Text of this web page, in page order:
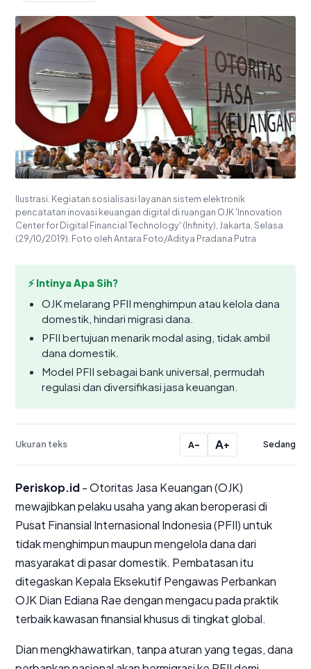
Ilustrasi. Kegiatan sosialisasi layanan sistem elektronik
pencatatan inovasi keuangan digital di ruangan OJK 'Innovation
Center for Digital Financial Technology' (Infinity), Jakarta, Selasa
(29/10/2019). Foto oleh Antara Foto/Aditya Pradana Putra
⚡ Intinya Apa Sih?
OJK melarang PFII menghimpun atau kelola dana
domestik, hindari migrasi dana.
PFII bertujuan menarik modal asing, tidak ambil
dana domestik.
Model PFII sebagai bank universal, permudah
regulasi dan diversifikasi jasa keuangan.
Ukuran teks A− A+ Sedang
Periskop.id- Otoritas Jasa Keuangan (OJK)
mewajibkan pelaku usaha yang akan beroperasi di
Pusat Finansial Internasional Indonesia (PFII) untuk
tidak menghimpun maupun mengelola dana dari
masyarakat di pasar domestik. Pembatasan itu
ditegaskan Kepala Eksekutif Pengawas Perbankan
OJK Dian Ediana Rae dengan mengacu pada praktik
terbaik kawasan finansial khusus di tingkat global.
Dian mengkhawatirkan, tanpa aturan yang tegas, dana